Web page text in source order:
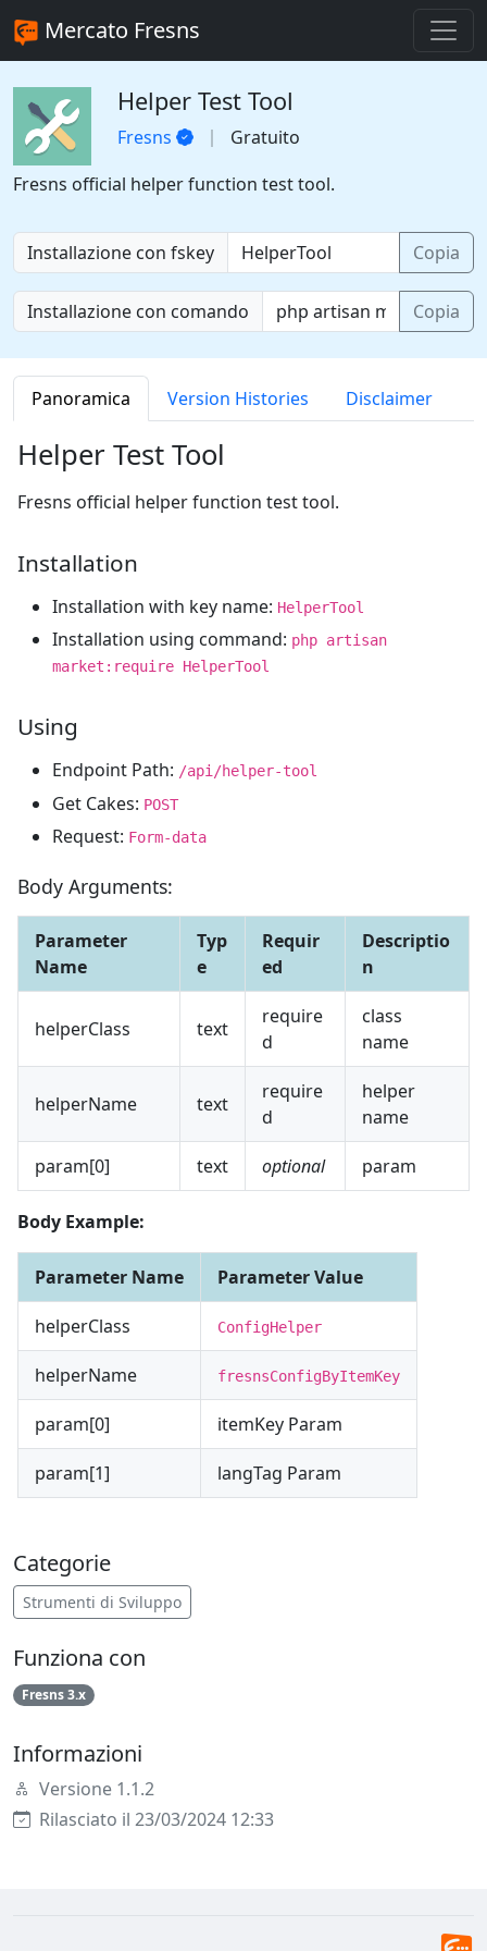
Mercato Fresns
Helper Test Tool
Fresns
Gratuito
Fresns official helper function test tool.
Installazione con fskey Copia
Installazione con comando Copia
Panoramica Version Histories Disclaimer
Helper Test Tool
Fresns official helper function test tool.
Installation
Installation with key name: HelperTool
Installation using command: php artisan
market:require HelperTool
Using
Endpoint Path: /api/helper-tool
Get Cakes: POST
Request: Form-data
Body Arguments:
Parameter
Name
Typ
e
Requir
ed
Descriptio
n
helperClass text
require
d
class
name
helperName text
require
d
helper
name
param[0] text optional param
Body Example:
Parameter Name Parameter Value
helperClass ConfigHelper
helperName fresnsConfigByItemKey
param[0] itemKey Param
param[1] langTag Param
Categorie
Strumenti di Sviluppo
Funziona con
Fresns 3.x
Informazioni
Versione 1.1.2
Rilasciato il 23/03/2024 12:33